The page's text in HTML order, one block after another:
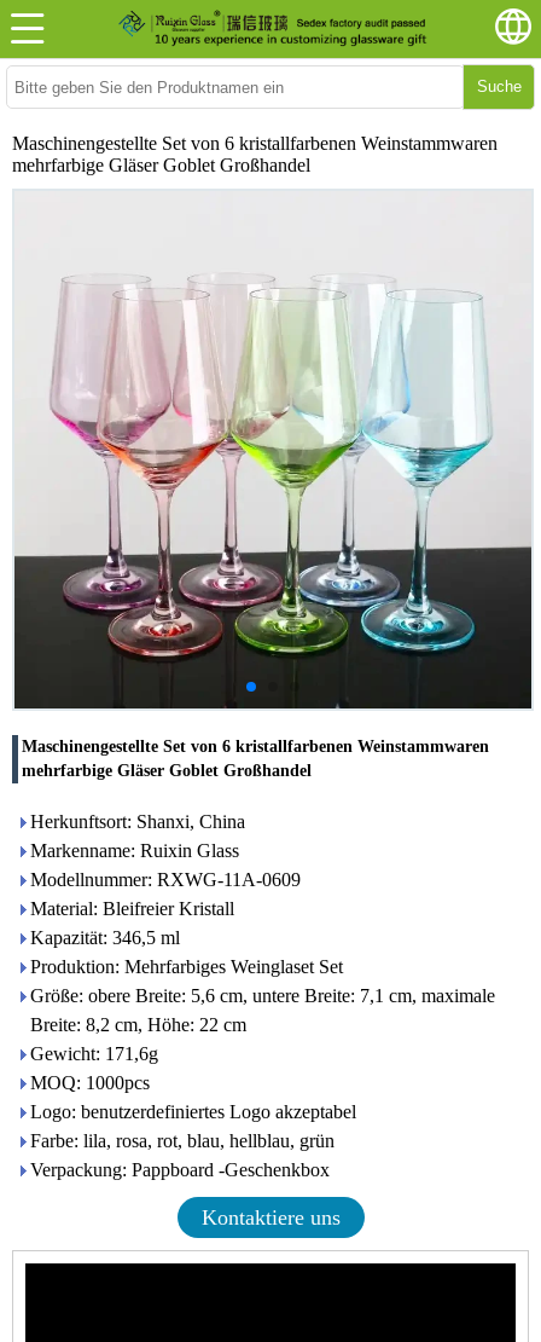
Suche
Maschinengestellte Set von 6 kristallfarbenen Weinstammwaren
mehrfarbige Gläser Goblet Großhandel
Maschinengestellte Set von 6 kristallfarbenen Weinstammwaren
mehrfarbige Gläser Goblet Großhandel
Herkunftsort: Shanxi, China
Markenname: Ruixin Glass
Modellnummer: RXWG-11A-0609
Material: Bleifreier Kristall
Kapazität: 346,5 ml
Produktion: Mehrfarbiges Weinglaset Set
Größe: obere Breite: 5,6 cm, untere Breite: 7,1 cm, maximale
Breite: 8,2 cm, Höhe: 22 cm
Gewicht: 171,6g
MOQ: 1000pcs
Logo: benutzerdefiniertes Logo akzeptabel
Farbe: lila, rosa, rot, blau, hellblau, grün
Verpackung: Pappboard -Geschenkbox
Kontaktiere uns